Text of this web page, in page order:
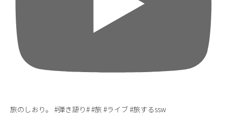
旅のしおり。 #弾き語り# #旅 #ライブ #旅するssw